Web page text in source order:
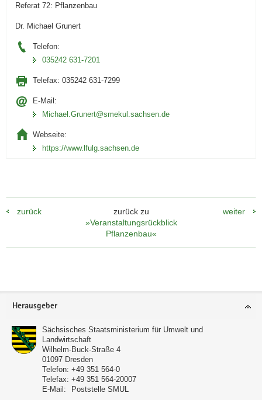
Referat 72: Pflanzenbau
Dr. Michael Grunert
Telefon:
035242 631-7201
Telefax: 035242 631-7299
E-Mail:
Michael.Grunert­@smekul.sachsen.de
Webseite:
https://www.lfulg.sachsen.de
zurück
zurück zu
»Veranstaltungsrückblick
Pflanzenbau«
weiter
Footer-
Herausgeber
Sächsisches Staatsministerium für Umwelt und
Landwirtschaft
Wilhelm-Buck-Straße 4
01097 Dresden
Telefon: +49 351 564-0
Telefax: +49 351 564-20007
E-Mail:
Poststelle SMUL